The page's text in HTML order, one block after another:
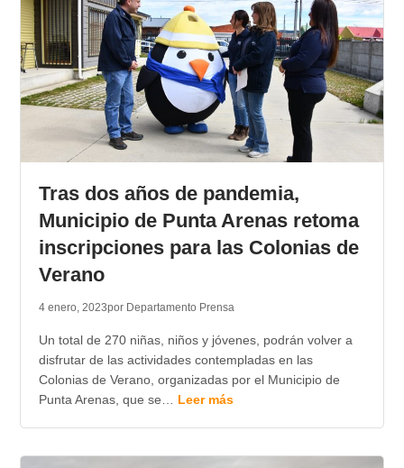
Tras dos años de pandemia,
Municipio de Punta Arenas retoma
inscripciones para las Colonias de
Verano
4 enero, 2023por Departamento Prensa
Un total de 270 niñas, niños y jóvenes, podrán volver a
disfrutar de las actividades contempladas en las
Colonias de Verano, organizadas por el Municipio de
Punta Arenas, que se… Leer más